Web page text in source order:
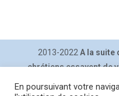
2013-2022 A la suite
chrétiens essayent de
En poursuivant votre